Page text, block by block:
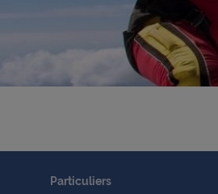
l
o
Particuliers